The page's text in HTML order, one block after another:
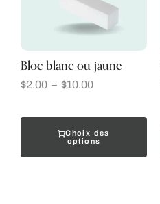
Bloc blanc ou jaune
$2.00 – $10.00
Choix des
options